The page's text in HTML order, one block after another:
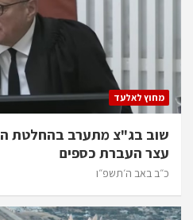
מחוץ לאלעד
שוב בג"צ מתערב בהחלטת
עצר העברת כספים
כ״ב באב ה׳תשפ״ו